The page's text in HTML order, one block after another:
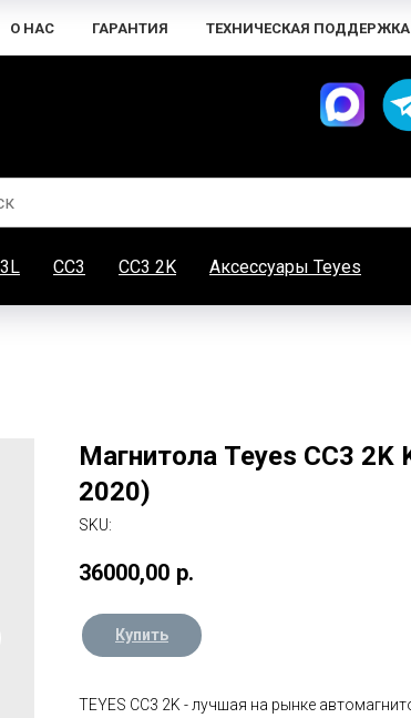
О НАС ГАРАНТИЯ ТЕХНИЧЕСКАЯ ПОДДЕРЖКА
CC3 CC3 2K Аксессуары Teyes
Магнитола Teyes CC3 2K
2020)
SKU:
36000,00 р.
Купить
TEYES CC3 2K - лучшая на рынке